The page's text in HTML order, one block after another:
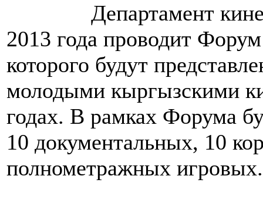
Департамент
2013 года проводит
которого будут
молодыми кыргызскими
годах. В рамках Форума
10 документальных, 10
полнометражных игровых.